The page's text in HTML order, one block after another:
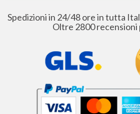
Spedizioni in 24/48 ore in tutta
Oltre 2800 recensioni